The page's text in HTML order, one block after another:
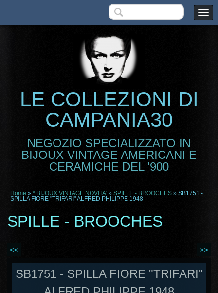
LE COLLEZIONI DI
CAMPANIA30
NEGOZIO SPECIALIZZATO IN
BIJOUX VINTAGE AMERICANI E
CERAMICHE DEL '900
Home » * BIJOUX VINTAGE NOVITA' » SPILLE - BROOCHES » SB1751 -
SPILLA FIORE "TRIFARI" ALFRED PHILIPPE 1948
SPILLE - BROOCHES
<< >>
SB1751 - SPILLA FIORE "TRIFARI"